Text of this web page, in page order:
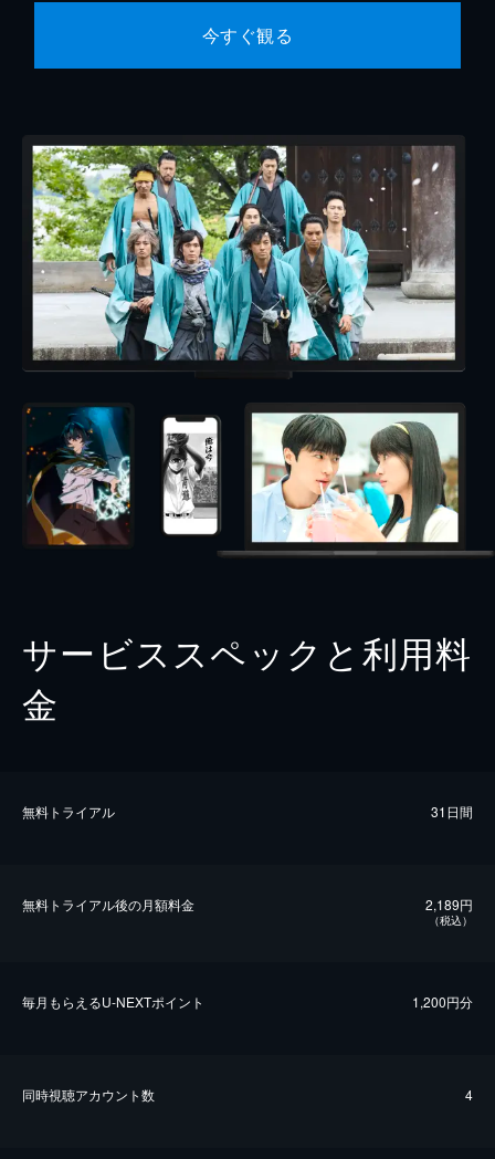
今すぐ観る
サービススペックと利用料
金
無料トライアル 31日間
無料トライアル後の⽉額料金 2,189円
（税込）
毎⽉もらえるU-NEXTポイント 1,200円分
同時視聴アカウント数 4